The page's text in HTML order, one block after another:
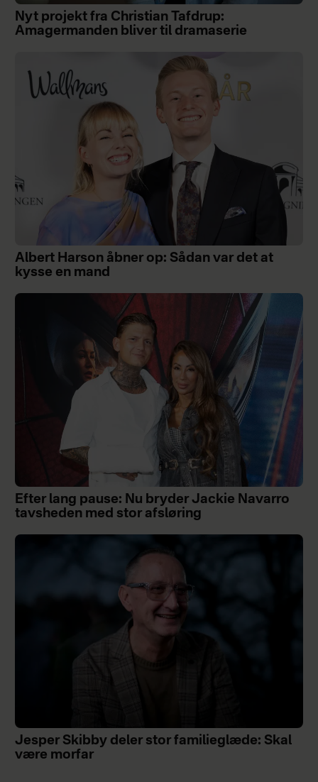
Nyt projekt fra Christian Tafdrup:
Amagermanden bliver til dramaserie
Albert Harson åbner op: Sådan var det at
kysse en mand
Efter lang pause: Nu bryder Jackie Navarro
tavsheden med stor afsløring
Jesper Skibby deler stor familieglæde: Skal
være morfar